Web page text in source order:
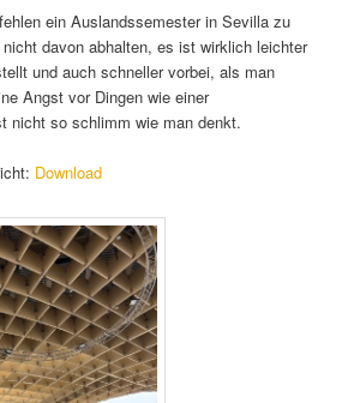
ein Auslandssemester in Sevilla zu
davon abhalten, es ist wirklich leichter
und auch schneller vorbei, als man
Angst vor Dingen wie einer
nicht so schlimm wie man denkt.
Download